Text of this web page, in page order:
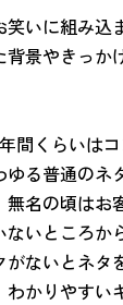
笑いに組み込
背景やきっか
間くらいは
ゆる普通のネ
無名の頃はお
ないところか
がないとネタ
わかりやすい